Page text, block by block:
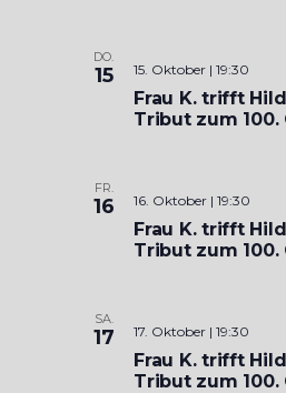
DO.
15 15. Oktober | 19:30
Frau K. trifft
Tribut zum 100.
FR.
16 16. Oktober | 19:30
Frau K. trifft
Tribut zum 100.
SA.
17 17. Oktober | 19:30
Frau K. trifft
Tribut zum 100.